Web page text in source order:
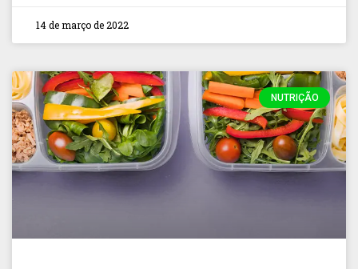
14 de março de 2022
NUTRIÇÃO